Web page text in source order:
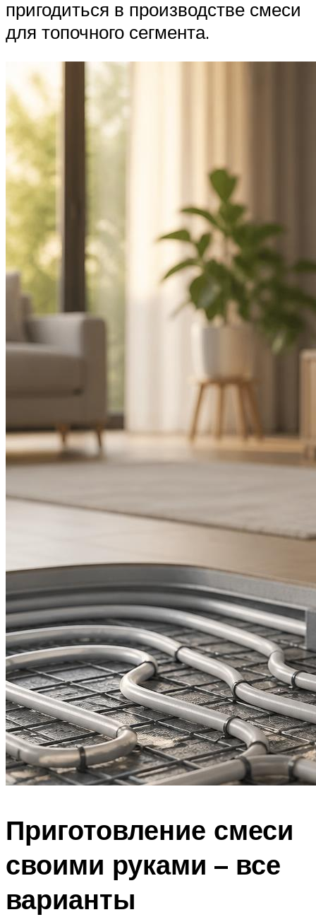
пригодиться в производстве смеси
для топочного сегмента.
Приготовление смеси
своими руками – все
варианты